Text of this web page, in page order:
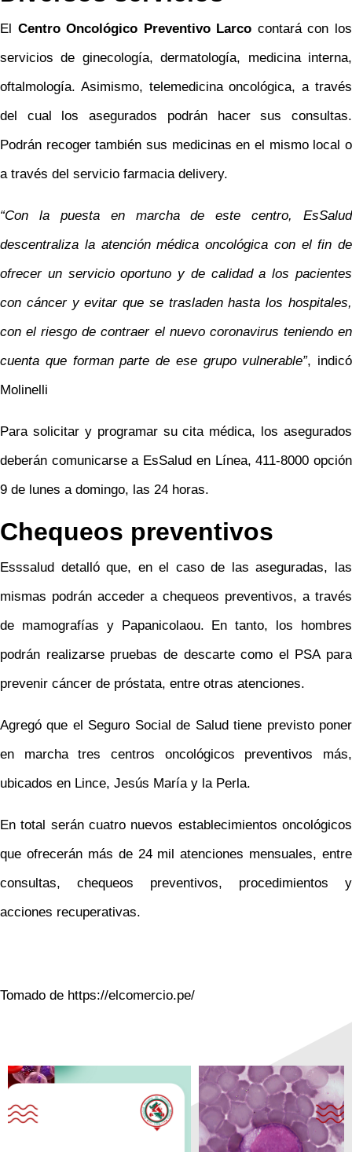
El Centro Oncológico Preventivo Larco contará con los
servicios de ginecología, dermatología, medicina interna,
oftalmología. Asimismo, telemedicina oncológica, a través
del cual los asegurados podrán hacer sus consultas.
Podrán recoger también sus medicinas en el mismo local o
a través del servicio farmacia delivery.
“Con la puesta en marcha de este centro, EsSalud
descentraliza la atención médica oncológica con el fin de
ofrecer un servicio oportuno y de calidad a los pacientes
con cáncer y evitar que se trasladen hasta los hospitales,
con el riesgo de contraer el nuevo coronavirus teniendo en
cuenta que forman parte de ese grupo vulnerable”, indicó
Molinelli
Para solicitar y programar su cita médica, los asegurados
deberán comunicarse a EsSalud en Línea, 411-8000 opción
9 de lunes a domingo, las 24 horas.
Chequeos preventivos
Esssalud detalló que, en el caso de las aseguradas, las
mismas podrán acceder a chequeos preventivos, a través
de mamografías y Papanicolaou. En tanto, los hombres
podrán realizarse pruebas de descarte como el PSA para
prevenir cáncer de próstata, entre otras atenciones.
Agregó que el Seguro Social de Salud tiene previsto poner
en marcha tres centros oncológicos preventivos más,
ubicados en Lince, Jesús María y la Perla.
En total serán cuatro nuevos establecimientos oncológicos
que ofrecerán más de 24 mil atenciones mensuales, entre
consultas, chequeos preventivos, procedimientos y
acciones recuperativas.
Tomado de https://elcomercio.pe/